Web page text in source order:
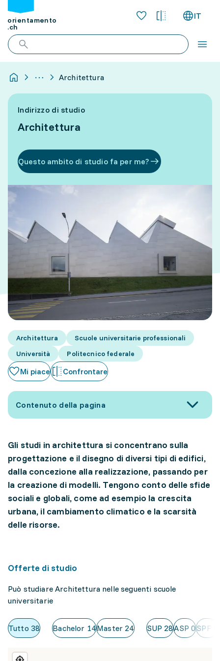
orientamento
.ch
IT
Architettura
Indirizzo di studio
Architettura
Questo ambito di studio fa per me?
Architettura
Scuole universitarie professionali
Università
Politecnico federale
Mi piace Confrontare
Contenuto della pagina
Gli studi in architettura si concentrano sulla
progettazione e il disegno di diversi tipi di edifici,
dalla concezione alla realizzazione, passando per
la creazione di modelli. Tengono conto delle sfide
sociali e globali, come ad esempio la crescita
urbana, il cambiamento climatico e la scarsità
delle risorse.
Offerte di studio
Può studiare Architettura nelle seguenti scuole
universitarie
Tutto 38 Bachelor 14Master 24 SUP 28ASP 0SPF